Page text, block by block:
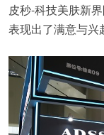
皮秒-科技美肤新
表现出了满意与兴